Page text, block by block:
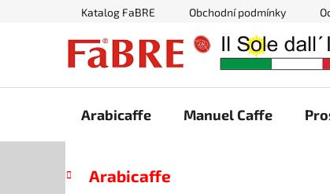
Katalog FaBRE Obchodní podmínky
Arabicaffe Manuel Caffe
P
kategorie
K
a
Arabicaffe